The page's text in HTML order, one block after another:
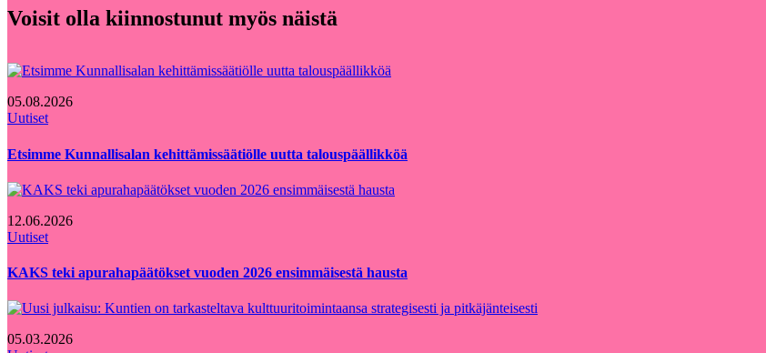
Voisit olla kiinnostunut myös näistä
05.08.2026
Uutiset
Etsimme Kunnallisalan kehittämissäätiölle uutta talouspäällikköä
12.06.2026
Uutiset
KAKS teki apurahapäätökset vuoden 2026 ensimmäisestä hausta
05.03.2026